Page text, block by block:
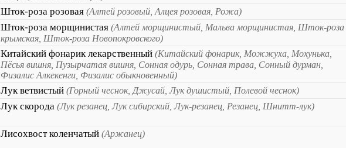
Шток-роза розовая (Алтей розовый, Алцея розовая, Рожа)
Шток-роза морщинистая (Алтей морщинистый, Мальва морщинистая, Шток-роза
крымская, Шток-роза Новопокровского)
Китайский фонарик лекарственный (Китайский фонарик, Можжуха, Мохунька,
Пёсья вишня, Пузырчатая вишня, Сонная одурь, Сонная трава, Сонный дурман,
Физалис Алкекенги, Физалис обыкновенный)
Лук ветвистый (Горный чеснок, Джусай, Лук душистый, Полевой чеснок)
Лук скорода (Лук резанец, Лук сибирский, Лук-резанец, Резанец, Шнитт-лук)
Лисохвост коленчатый (Аржанец)